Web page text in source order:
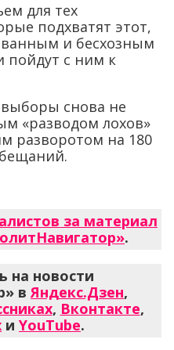
для тех
подхватят этот,
и бесхозным
пойдут с ним к
снова не
«разводом лохов»
разворотом на 180
за материал
.
на новости
вЯндекс.Дзен,
, Вконтакте,
и YouTube.